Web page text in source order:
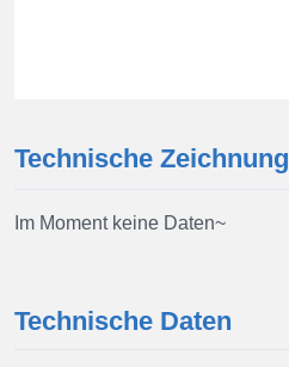
Technische Zeichnung
Im Moment keine Daten~
Technische Daten